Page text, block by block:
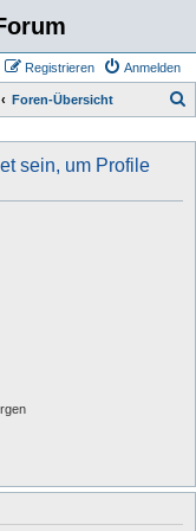
Anmelden
Registrieren
Foren-Übersicht
sein, um Profile